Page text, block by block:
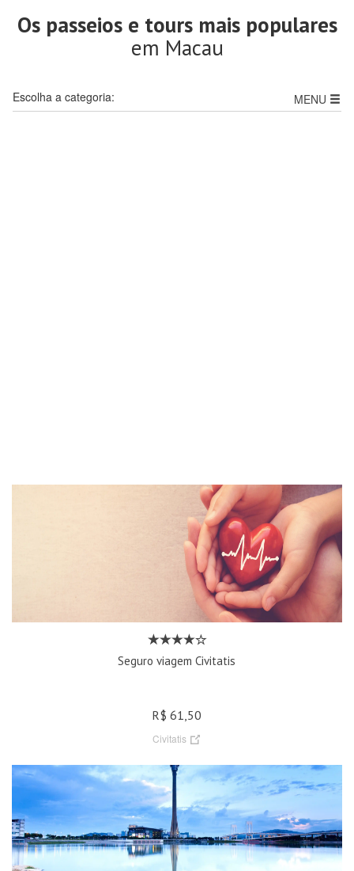
Os passeios e tours mais populares
em Macau
MENU
Escolha a categoria:
Seguro viagem Civitatis
R$ 61,50
Civitatis